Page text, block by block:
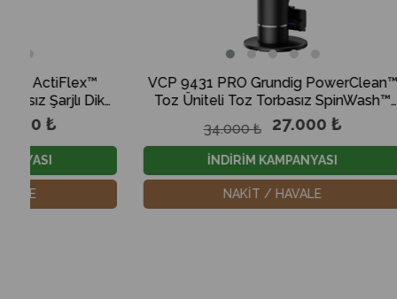
VCP 9431 PRO Grundig PowerClean™
Toz Üniteli Toz Torbasız SpinWash™
27.000 ₺
İNDİRİM KAMPANYASI
VCW
Torbasız